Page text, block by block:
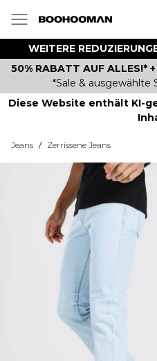
WEITERE
50% RABATT AUF ALLES!*
*Sale & ausgewählte
Diese Website enthält KI-
Jeans / Zerrissene Jeans